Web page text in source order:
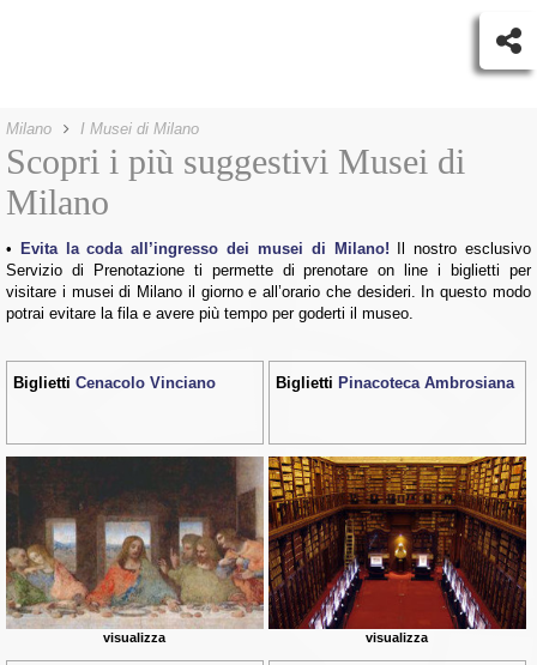
Milano I Musei di Milano
Scopri i più suggestivi Musei di
Milano
Evita la coda all’ingresso dei musei di Milano! Il nostro esclusivo
Servizio di Prenotazione ti permette di prenotare on line i biglietti per
visitare i musei di Milano il giorno e all’orario che desideri. In questo modo
potrai evitare la fila e avere più tempo per goderti il museo.
Biglietti Cenacolo Vinciano
visualizza
Biglietti Pinacoteca Ambrosiana
visualizza